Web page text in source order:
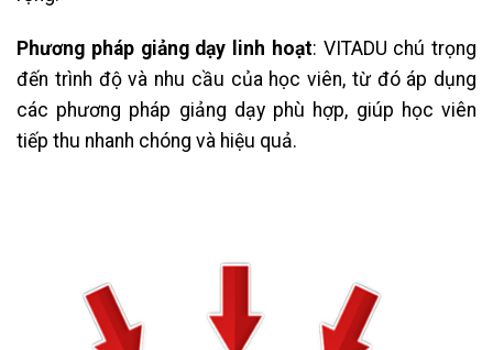
Phương pháp giảng dạy linh hoạt: VITADU chú trọng
đến trình độ và nhu cầu của học viên, từ đó áp dụng
các phương pháp giảng dạy phù hợp, giúp học viên
tiếp thu nhanh chóng và hiệu quả.